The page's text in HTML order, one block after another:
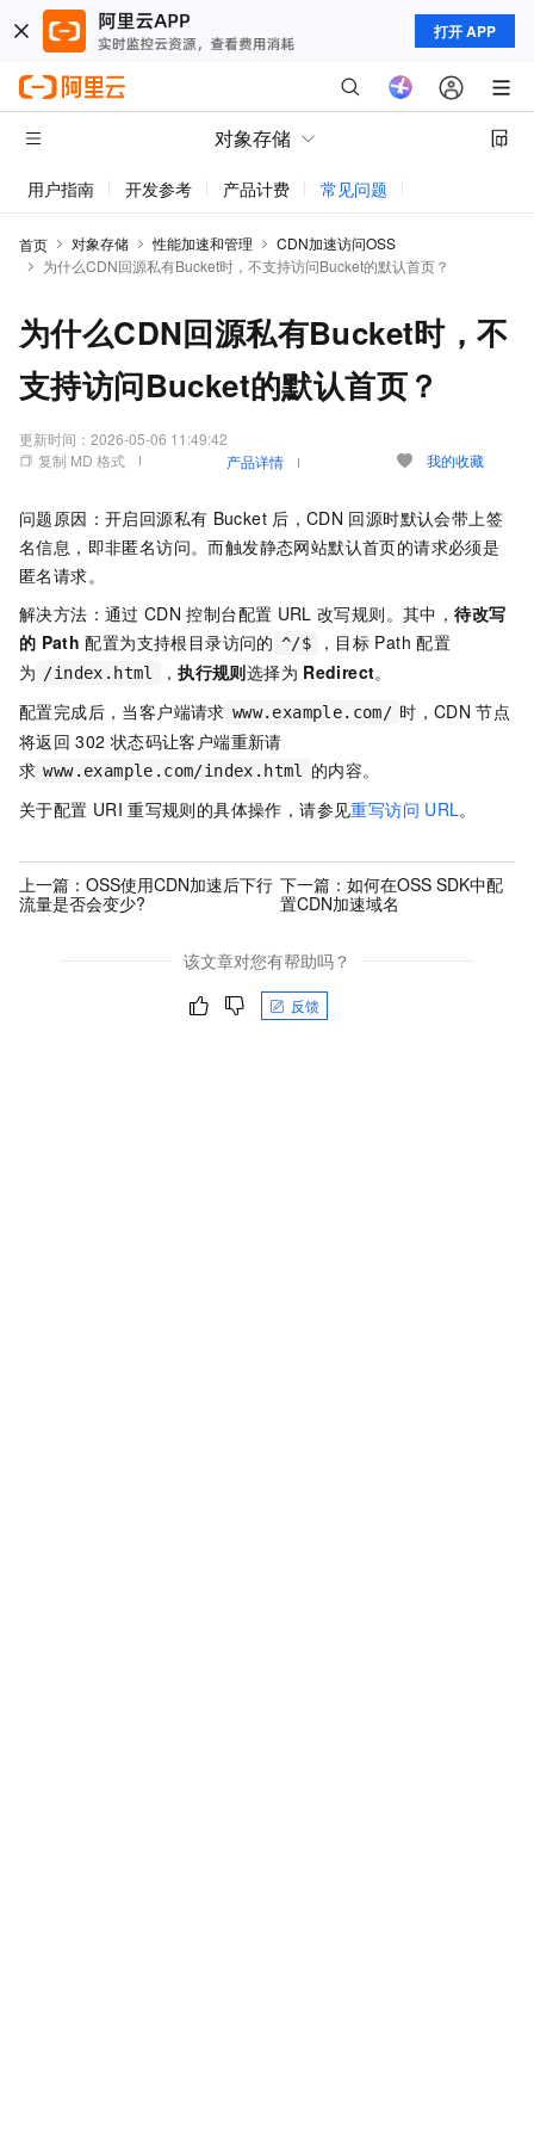
打开 APP
对象存储
用户指南 开发参考 产品计费 常见问题
首页 对象存储 性能加速和管理
CDN加速访问OSS
为什么CDN回源私有Bucket时，不支持访问Bucket的默认首页？
为什么CDN回源私有Bucket时，不
支持访问Bucket的默认首页？
更新时间： 2026-05-06 11:49:42
复制 MD 格式
产品详情 我的收藏
问题原因：开启回源私有 Bucket 后，CDN 回源时默认会带上签
名信息，即非匿名访问。而触发静态网站默认首页的请求必须是
匿名请求。
解决方法：通过 CDN 控制台配置 URL 改写规则。其中，待改写
的 Path 配置为支持根目录访问的 ^/$ ，目标 Path 配置
为 /index.html ，执行规则选择为 Redirect。
配置完成后，当客户端请求 www.example.com/ 时，CDN 节点
将返回 302 状态码让客户端重新请
求 www.example.com/index.html
的内容。
关于配置 URI 重写规则的具体操作，请参见重写访问 URL。
上一篇： OSS使用CDN加速后下行
流量是否会变少?
下一篇： 如何在OSS SDK中配
置CDN加速域名
该文章对您有帮助吗？
反馈